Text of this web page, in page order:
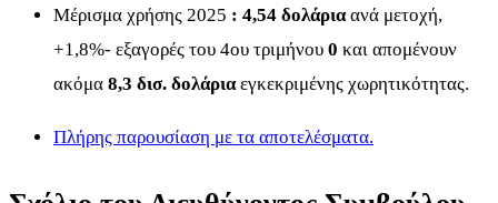
Μέρισμα χρήσης 2025 : 4,54 δολάριαανά μετοχή,
+1,8%- εξαγορές του 4ου τριμήνου 0 και απομένουν
ακόμα 8,3 δισ. δολάριαεγκεκριμένης χωρητικότητας.
Πλήρης παρουσίαση με τα αποτελέσματα.